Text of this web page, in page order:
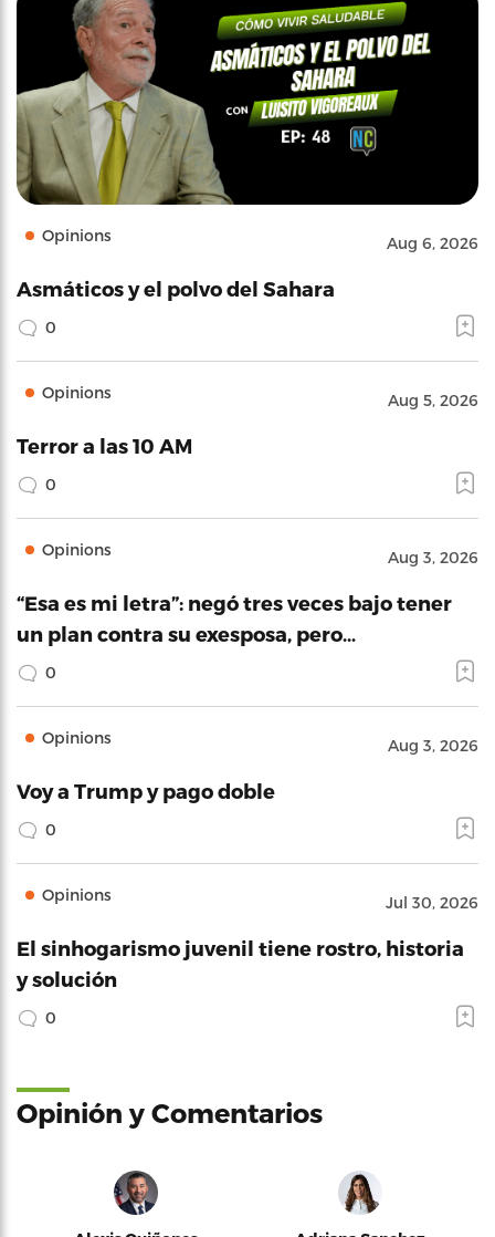
Opinions Aug 6, 2026
Asmáticos y el polvo del Sahara
0
Opinions Aug 5, 2026
Terror a las 10 AM
0
Opinions Aug 3, 2026
“Esa es mi letra”: negó tres veces bajo tener
un plan contra su exesposa, pero…
0
Opinions Aug 3, 2026
Voy a Trump y pago doble
0
Opinions Jul 30, 2026
El sinhogarismo juvenil tiene rostro, historia
y solución
0
Opinión y Comentarios